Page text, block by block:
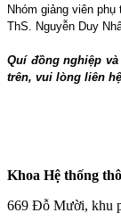
Nhóm giảng viên phụ
ThS. Nguyễn Duy
Quí đồng nghiệp
trên, vui lòng liên
Khoa Hệ thống
669 Đỗ Mười, khu